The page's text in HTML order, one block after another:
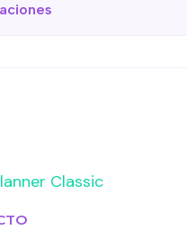
Classic